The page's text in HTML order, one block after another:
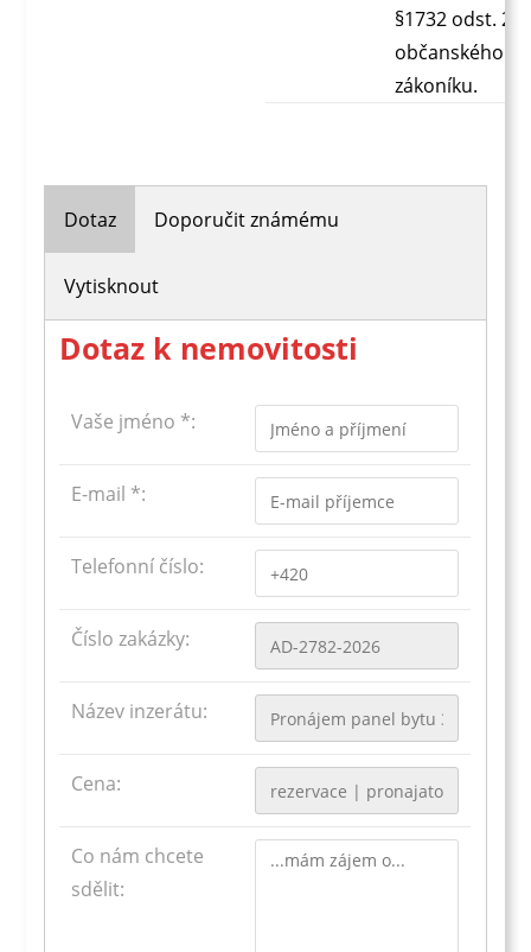
§1732 odst. 2
občanského
zákoníku.
Dotaz Doporučit známému
Vytisknout
Dotaz k nemovitosti
Vaše jméno *:
E-mail *:
Telefonní číslo:
Číslo zakázky:
Název inzerátu:
Cena:
Co nám chcete
sdělit: